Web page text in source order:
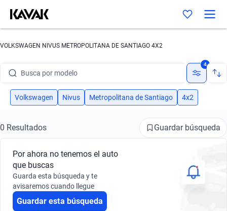
VOLKSWAGEN NIVUS METROPOLITANA DE SANTIAGO 4X2
Busca por modelo
Busca por versión
Busca por marca
Busca por modelo
Busca por versión
4
Volkswagen Nivus Metropolitana de Santiago 4x2
0 Resultados Guardar búsqueda
Por ahora no tenemos el auto
que buscas
Guarda esta búsqueda y te
avisaremos cuando llegue
Guardar esta búsqueda